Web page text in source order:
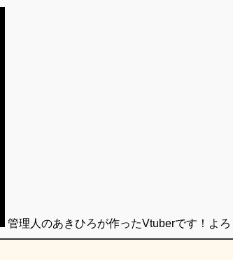
管理人のあきひろが作ったVtuberです！よ